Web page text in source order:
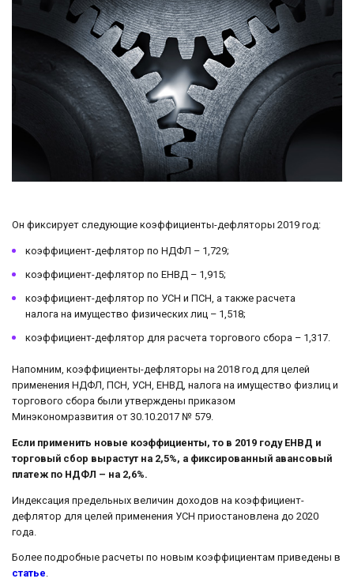
Он фиксирует следующие коэффициенты-дефляторы 2019 год:
коэффициент-дефлятор по НДФЛ – 1,729;
коэффициент-дефлятор по ЕНВД – 1,915;
коэффициент-дефлятор по УСН и ПСН, а также расчета
налога на имущество физических лиц – 1,518;
коэффициент-дефлятор для расчета торгового сбора – 1,317.
Напомним, коэффициенты-дефляторы на 2018 год для целей
применения НДФЛ, ПСН, УСН, ЕНВД, налога на имущество физлиц и
торгового сбора были утверждены приказом
Минэкономразвития от 30.10.2017 № 579.
Если применить новые коэффициенты, то в 2019 году ЕНВД и
торговый сбор вырастут на 2,5%, а фиксированный авансовый
платеж по НДФЛ – на 2,6%.
Индексация предельных величин доходов на коэффициент-
дефлятор для целей применения УСН приостановлена до 2020
года.
Более подробные расчеты по новым коэффициентам приведены в
статье.